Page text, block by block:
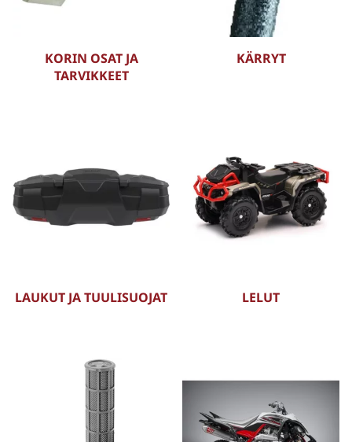
KORIN OSAT JA
TARVIKKEET
KÄRRYT
LAUKUT JA TUULISUOJAT LELUT